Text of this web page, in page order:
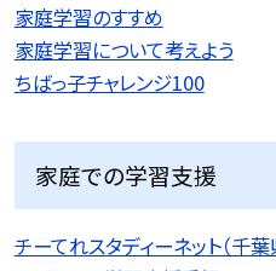
家庭学習のすすめ
家庭学習について考えよう
ちばっ子チャレンジ100
家庭での学習支援
チーてれスタディーネット（千